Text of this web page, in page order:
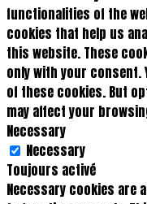
functionalities of the
cookies that help us
this website. These
only with your consent.
of these cookies. But
may affect your
Necessary
Necessary
Toujours activé
Necessary cookies are